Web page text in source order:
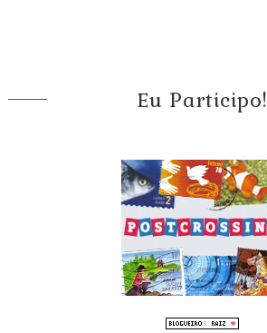
Eu Participo!